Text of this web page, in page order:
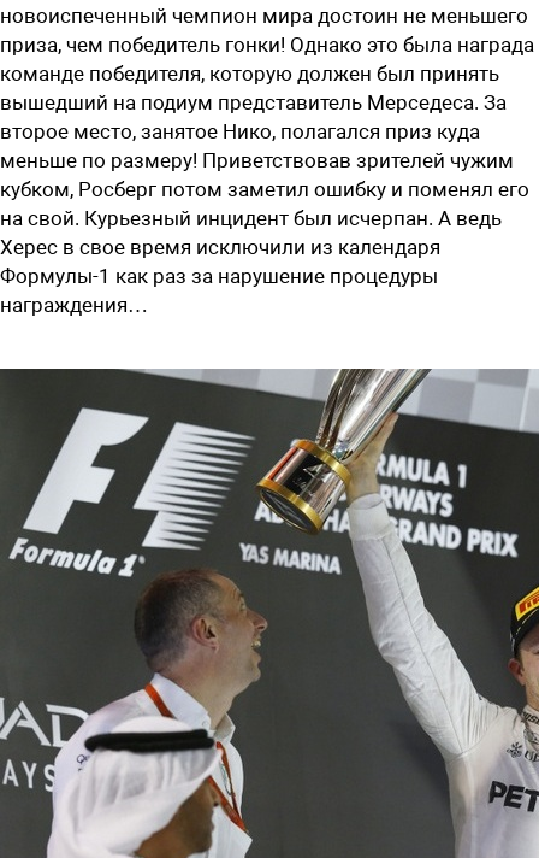
новоиспеченный чемпион мира достоин не меньшего
приза, чем победитель гонки! Однако это была награда
команде победителя, которую должен был принять
вышедший на подиум представитель Мерседеса. За
второе место, занятое Нико, полагался приз куда
меньше по размеру! Приветствовав зрителей чужим
кубком, Росберг потом заметил ошибку и поменял его
на свой. Курьезный инцидент был исчерпан. А ведь
Херес в свое время исключили из календаря
Формулы-1 как раз за нарушение процедуры
награждения…